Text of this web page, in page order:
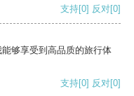
支持[0] 反对[0]
够享受到高品质的旅行体
支持[0] 反对[0]